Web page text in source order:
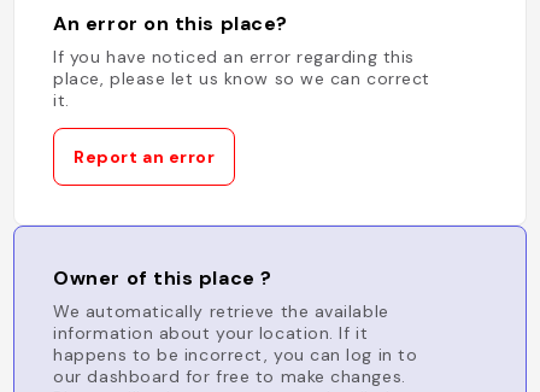
An error on this place?
If you have noticed an error regarding this
place, please let us know so we can correct
it.
Report an error
Owner of this place ?
We automatically retrieve the available
information about your location. If it
happens to be incorrect, you can log in to
our dashboard for free to make changes.